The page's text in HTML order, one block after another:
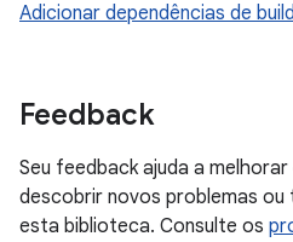
Adicionar dependências de build
Feedback
Seu feedback ajuda a
descobrir novos problemas
esta biblioteca. Consulte os